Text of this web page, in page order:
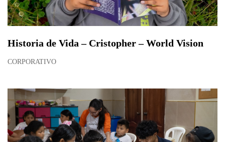
Historia de Vida – Cristopher – World Vision
CORPORATIVO